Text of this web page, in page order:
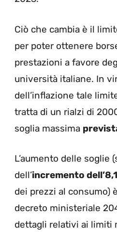
Ciò che cambia è il
per poter ottenere
prestazioni a favore
università italiane. In
dell’inflazione tale
tratta di un rialzi di
soglia massima
L’aumento delle soglie
dell’incremento
dei prezzi al consumo)
decreto ministeriale
dettagli relativi ai limiti